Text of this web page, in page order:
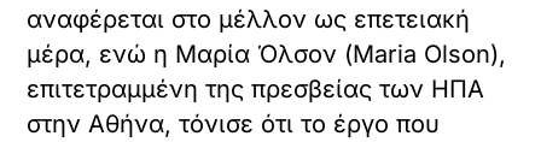
αναφέρεται στο μέλλον ως επετειακή
μέρα, ενώ η Μαρία Όλσον (Maria Olson),
επιτετραμμένη της πρεσβείας των ΗΠΑ
στην Αθήνα, τόνισε ότι το έργο που